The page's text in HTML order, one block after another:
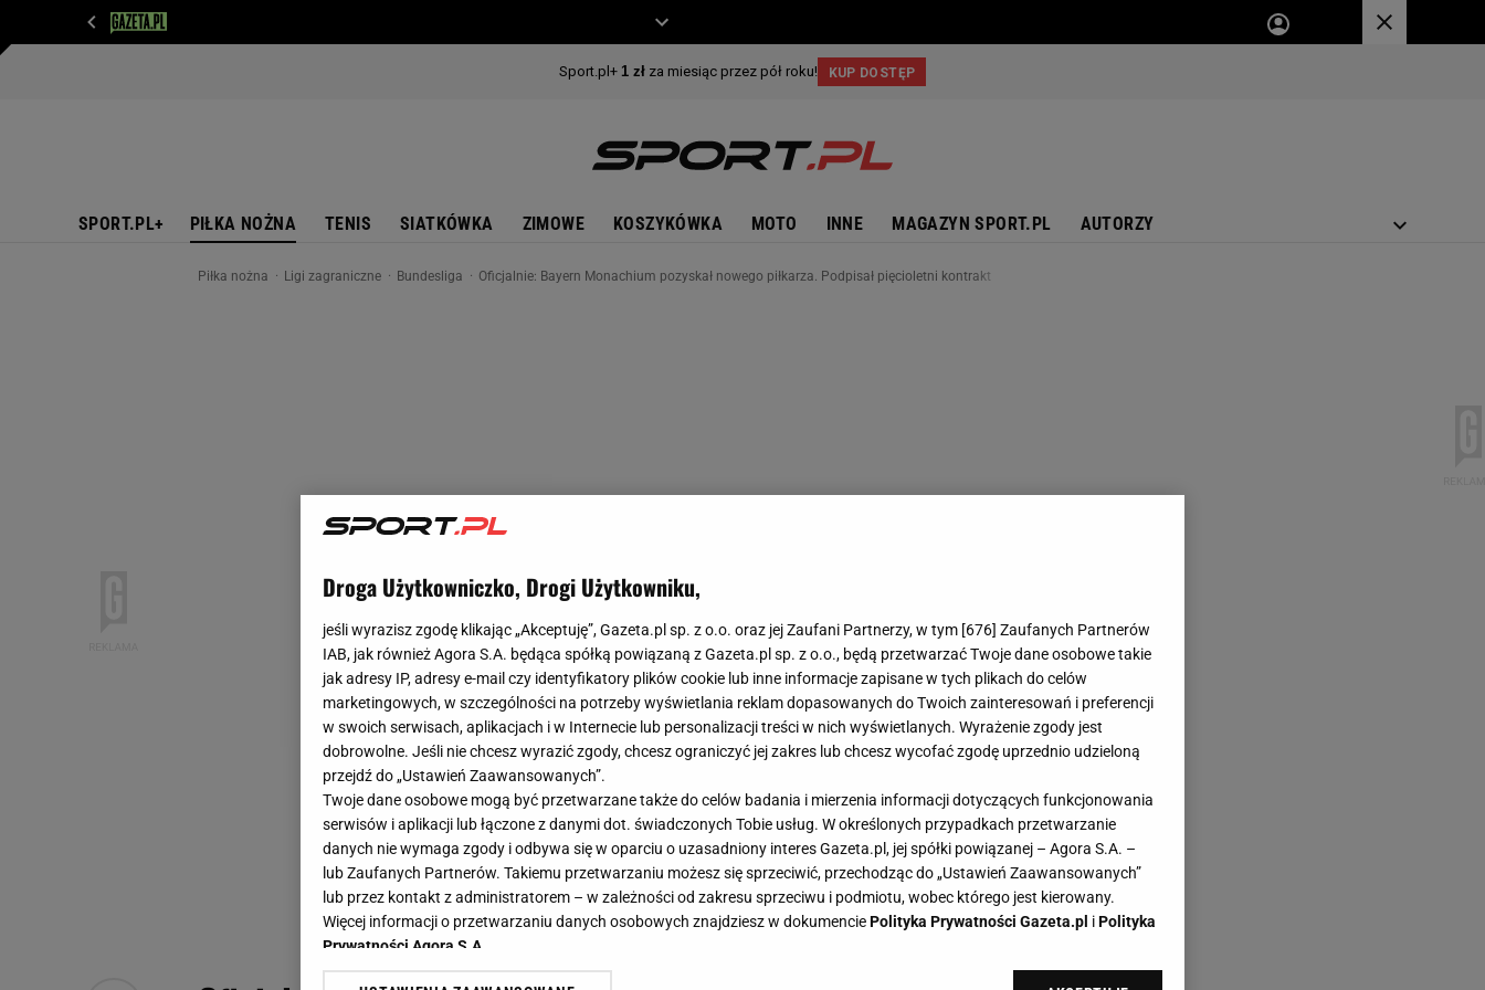
SPORT.PL+ PIŁKA NOŻNA TENIS SIATKÓWKA ZIMOWE KOSZYKÓWKA MOTO INNE MAGAZYN SPORT.PL AUTORZY
Piłka nożna Ligi zagraniczne Bundesliga Oficjalnie: Bayern Monachium pozyskał nowego piłkarza. Podpisał pięcioletni kontrakt
Droga Użytkowniczko, Drogi Użytkowniku,
jeśli wyrazisz zgodę klikając „Akceptuję”, Gazeta.pl sp. z o.o. oraz jej Zaufani Partnerzy, w tym [676] Zaufanych Partnerów
IAB, jak również Agora S.A. będąca spółką powiązaną z Gazeta.pl sp. z o.o., będą przetwarzać Twoje dane osobowe takie
jak adresy IP, adresy e-mail czy identyfikatory plików cookie lub inne informacje zapisane w tych plikach do celów
marketingowych, w szczególności na potrzeby wyświetlania reklam dopasowanych do Twoich zainteresowań i preferencji
w swoich serwisach, aplikacjach i w Internecie lub personalizacji treści w nich wyświetlanych. Wyrażenie zgody jest
dobrowolne. Jeśli nie chcesz wyrazić zgody, chcesz ograniczyć jej zakres lub chcesz wycofać zgodę uprzednio udzieloną
przejdź do „Ustawień Zaawansowanych”.
Twoje dane osobowe mogą być przetwarzane także do celów badania i mierzenia informacji dotyczących funkcjonowania
serwisów i aplikacji lub łączone z danymi dot. świadczonych Tobie usług. W określonych przypadkach przetwarzanie
danych nie wymaga zgody i odbywa się w oparciu o uzasadniony interes Gazeta.pl, jej spółki powiązanej – Agora S.A. –
lub Zaufanych Partnerów. Takiemu przetwarzaniu możesz się sprzeciwić, przechodząc do „Ustawień Zaawansowanych”
lub przez kontakt z administratorem – w zależności od zakresu sprzeciwu i podmiotu, wobec którego jest kierowany.
Więcej informacji o przetwarzaniu danych osobowych znajdziesz w dokumenciePolityka Prywatności Gazeta.pl iPolityka
Prywatności Agora S.A.